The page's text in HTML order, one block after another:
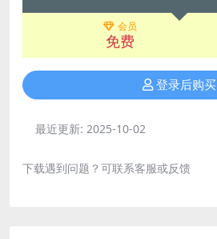
会员
免费
登录后购买
最近更新: 2025-10-02
下载遇到问题？可联系客服或反馈